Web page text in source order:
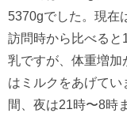
5370gでした。現在
訪問時から比べる
乳ですが、体重増加
はミルクをあげて
間、夜は21時〜8時